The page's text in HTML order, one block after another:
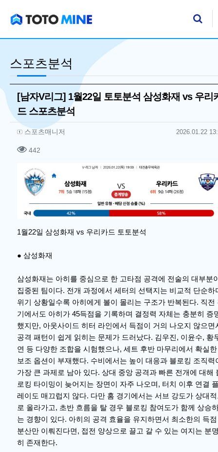
스포츠분석
[남자V리그] 1월22일 토토분석 삼성화재 vs 우리
드 스포츠분석
작성자 정보
스포츠매니저 작성일
2026.01.22
컨텐츠 정보
442
본문
1월22일 삼성화재 vs 우리카드 토토분석
● 삼성화재
삼성화재는 아히를 중심으로 한 고타점 공격에 전술의 대부분
집중된 팀이다. 전개 과정에서 세터의 선택지는 비교적 단순하
위기 상황일수록 아히에게 볼이 몰리는 구조가 반복된다. 직전
기에서도 아히가 45득점을 기록하며 결정력 자체는 충분히 증
했지만, 아웃사이드 히터 라인에서 득점이 거의 나오지 않으면
공격 패턴이 쉽게 읽히는 문제가 드러났다. 김우진, 이윤수, 황
연 등 다양한 조합을 시험했으나, 세트 후반 마무리에서 확실한
보조 옵션이 부재했다. 수비에서는 높이 대응과 블로킹 조직력
가장 큰 과제로 남아 있다. 상대 중앙 공격과 빠른 전개에 대해
로킹 타이밍이 늦어지는 장면이 자주 나오며, 터치 이후 연결
레이도 매끄럽지 않다. 다만 홈 경기에서는 서브 강도가 상대
로 올라가고, 초반 흐름을 탈 경우 블로킹 참여도가 함께 상승
는 경향이 있다. 아히의 공격 효율을 유지하면서 최소한의 득점
분산만 이뤄진다면, 접전 양상으로 끌고 갈 수 있는 여지는 분
히 존재한다.